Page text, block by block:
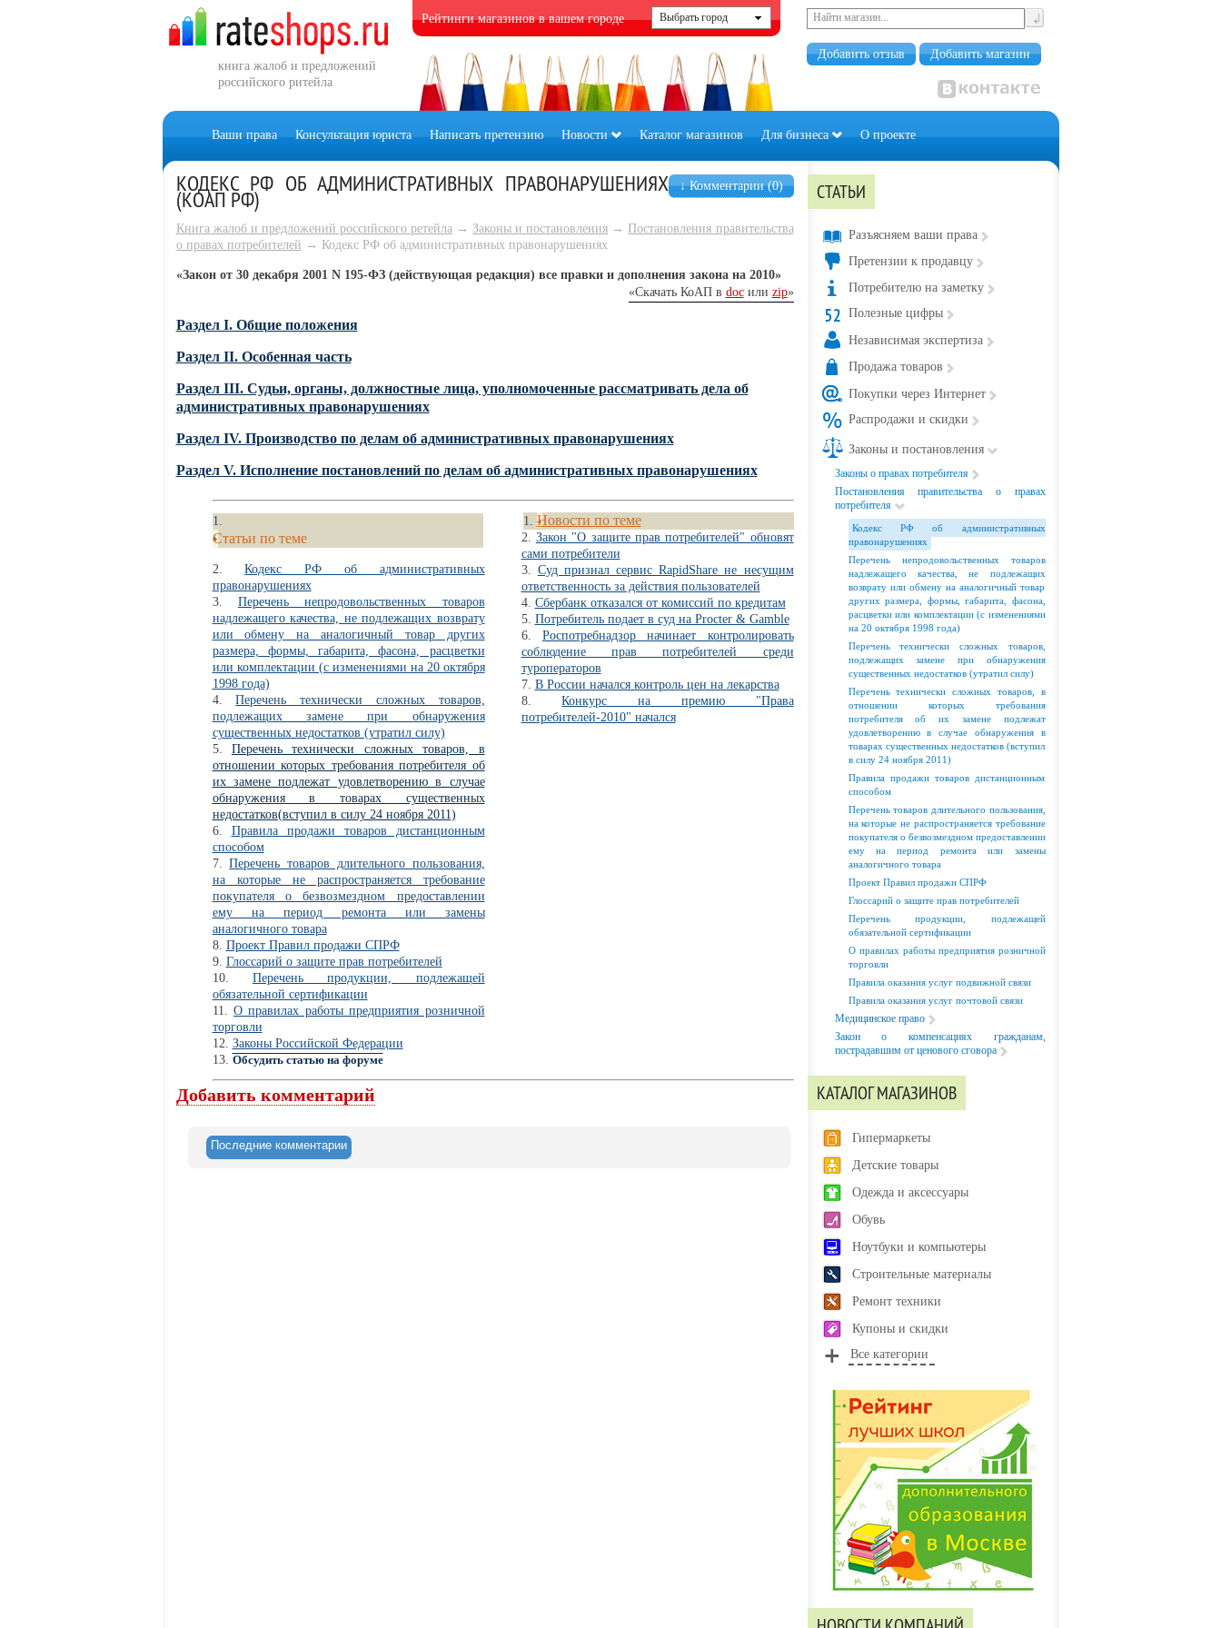
книга жалоб и предложений
российского ритейла
Рейтинги магазинов в вашем городе
Добавить отзыв Добавить магазин
Ваши права Консультация юриста Написать претензию Новости Каталог магазинов Для бизнеса О проекте
↓ Комментарии (0)
КОДЕКС РФ ОБ АДМИНИСТРАТИВНЫХ ПРАВОНАРУШЕНИЯХ
(КОАП РФ)
Книга жалоб и предложений российского ретейла→Законы и постановления → Постановления правительства
о правах потребителей → Кодекс РФ об административных правонарушениях
«Закон от 30 декабря 2001 N 195-ФЗ (действующая редакция) все правки и дополнения закона на 2010»
«Скачать КоАП в docили zip»
Раздел I. Общие положения
Раздел II. Особенная часть
Раздел III. Судьи, органы, должностные лица, уполномоченные рассматривать дела об
административных правонарушениях
Раздел IV. Производство по делам об административных правонарушениях
Раздел V. Исполнение постановлений по делам об административных правонарушениях
Статьи по теме
Кодекс РФ об административных
правонарушениях
Перечень непродовольственных товаров
надлежащего качества, не подлежащих возврату
или обмену на аналогичный товар других
размера, формы, габарита, фасона, расцветки
или комплектации (с изменениями на 20 октября
1998 года)
Перечень технически сложных товаров,
подлежащих замене при обнаружения
существенных недостатков (утратил силу)
Перечень технически сложных товаров, в
отношении которых требования потребителя об
их замене подлежат удовлетворению в случае
обнаружения в товарах существенных
недостатков(вступил в силу 24 ноября 2011)
Правила продажи товаров дистанционным
способом
Перечень товаров длительного пользования,
на которые не распространяется требование
покупателя о безвозмездном предоставлении
ему на период ремонта или замены
аналогичного товара
Проект Правил продажи СПРФ
Глоссарий о защите прав потребителей
Перечень продукции, подлежащей
обязательной сертификации
О правилах работы предприятия розничной
торговли
Законы Российской Федерации
Обсудить статью на форуме
Новости по теме
Закон "О защите прав потребителей" обновят
сами потребители
Суд признал сервис RapidShare не несущим
ответственность за действия пользователей
Сбербанк отказался от комиссий по кредитам
Потребитель подает в суд на Procter & Gamble
Роспотребнадзор начинает контролировать
соблюдение прав потребителей среди
туроператоров
В России начался контроль цен на лекарства
Конкурс на премию "Права
потребителей-2010" начался
Добавить комментарий
Последние комментарии
СТАТЬИ
Разъясняем ваши права
Претензии к продавцу
Потребителю на заметку
Полезные цифры
Независимая экспертиза
Продажа товаров
Покупки через Интернет
Распродажи и скидки
Законы и постановления
Законы о правах потребителя
Постановления правительства о правах
потребителя
Кодекс РФ об административных
правонарушениях
Перечень непродовольственных товаров
надлежащего качества, не подлежащих
возврату или обмену на аналогичный товар
других размера, формы, габарита, фасона,
расцветки или комплектации (с изменениями
на 20 октября 1998 года)
Перечень технически сложных товаров,
подлежащих замене при обнаружения
существенных недостатков (утратил силу)
Перечень технически сложных товаров, в
отношении которых требования
потребителя об их замене подлежат
удовлетворению в случае обнаружения в
товарах существенных недостатков (вступил
в силу 24 ноября 2011)
Правила продажи товаров дистанционным
способом
Перечень товаров длительного пользования,
на которые не распространяется требование
покупателя о безвозмездном предоставлении
ему на период ремонта или замены
аналогичного товара
Проект Правил продажи СПРФ
Глоссарий о защите прав потребителей
Перечень продукции, подлежащей
обязательной сертификации
О правилах работы предприятия розничной
торговли
Правила оказания услуг подвижной связи
Правила оказания услуг почтовой связи
Медицинское право
Закон о компенсациях гражданам,
пострадавшим от ценового сговора
КАТАЛОГ МАГАЗИНОВ
Гипермаркеты
Детские товары
Одежда и аксессуары
Обувь
Ноутбуки и компьютеры
Строительные материалы
Ремонт техники
Купоны и скидки
Все категории